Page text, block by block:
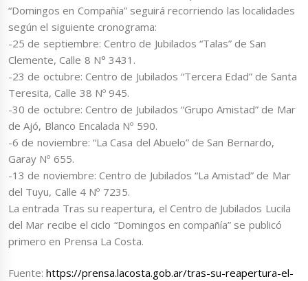
“Domingos en Compañía” seguirá recorriendo las localidades
según el siguiente cronograma:
-25 de septiembre: Centro de Jubilados “Talas” de San
Clemente, Calle 8 N° 3431.
-23 de octubre: Centro de Jubilados “Tercera Edad” de Santa
Teresita, Calle 38 Nº 945.
-30 de octubre: Centro de Jubilados “Grupo Amistad” de Mar
de Ajó, Blanco Encalada Nº 590.
-6 de noviembre: “La Casa del Abuelo” de San Bernardo,
Garay Nº 655.
-13 de noviembre: Centro de Jubilados “La Amistad” de Mar
del Tuyu, Calle 4 Nº 7235.
La entrada Tras su reapertura, el Centro de Jubilados Lucila
del Mar recibe el ciclo “Domingos en compañía” se publicó
primero en Prensa La Costa.
Fuente:https://prensa.lacosta.gob.ar/tras-su-reapertura-el-